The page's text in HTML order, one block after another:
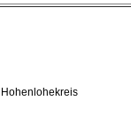
Hohenlohekreis